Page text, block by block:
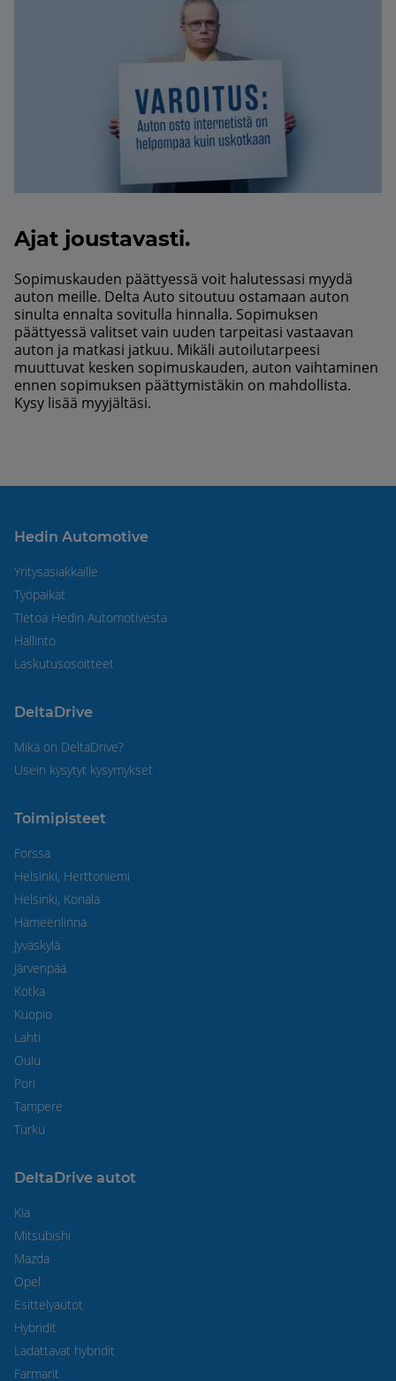
Ajat joustavasti.
Sopimuskauden päättyessä voit halutessasi myydä
auton meille. Delta Auto sitoutuu ostamaan auton
sinulta ennalta sovitulla hinnalla. Sopimuksen
päättyessä valitset vain uuden tarpeitasi vastaavan
auton ja matkasi jatkuu. Mikäli autoilutarpeesi
muuttuvat kesken sopimuskauden, auton vaihtaminen
ennen sopimuksen päättymistäkin on mahdollista.
Kysy lisää myyjältäsi.
Hedin Automotive
Yritysasiakkaille
Työpaikat
Tietoa Hedin Automotivesta
Hallinto
Laskutusosoitteet
DeltaDrive
Mikä on DeltaDrive?
Usein kysytyt kysymykset
Toimipisteet
Forssa
Helsinki, Herttoniemi
Helsinki, Konala
Hämeenlinna
Jyväskylä
Järvenpää
Kotka
Kuopio
Lahti
Oulu
Pori
Tampere
Turku
DeltaDrive autot
Kia
Mitsubishi
Mazda
Opel
Esittelyautot
Hybridit
Ladattavat hybridit
Farmarit